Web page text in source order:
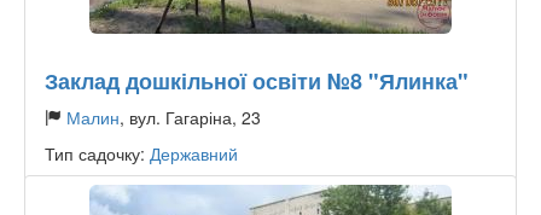
Заклад дошкільної освіти №8 "Ялинка"
Малин, вул. Гагаріна, 23
Тип садочку: Державний